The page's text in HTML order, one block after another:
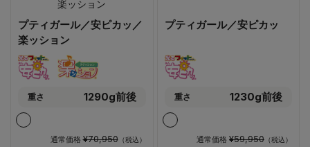
プティガール／安ピカッ／
楽ッション
重さ 1290g前後
通常価格¥70,950（税込）
プティガール／安ピカッ
重さ 1230g前後
通常価格 ¥59,950 （税込）